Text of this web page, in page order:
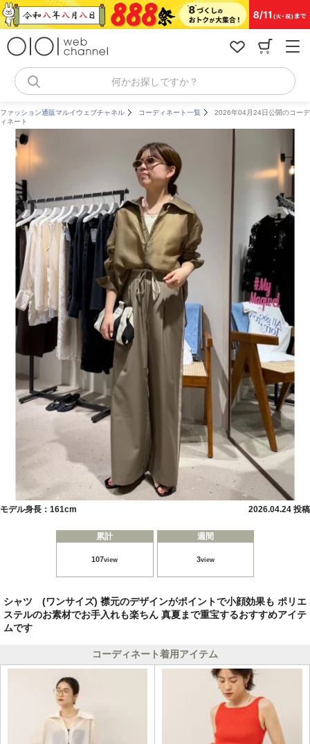
コ
ン
ッ
何かお探しですか？
ファッション通販マルイウェブチャネル コーディネート一覧
2026年04月24日公開のコーデ
ィネート
モデル身長：161cm 2026.04.24 投稿
累計
107view
週間
3view
シャツ (ワンサイズ) 襟元のデザインがポイントで小顔効果も ポリエ
ステルのお素材でお手入れも楽ちん 真夏まで重宝するおすすめアイテ
ムです
コーディネート着用アイテム